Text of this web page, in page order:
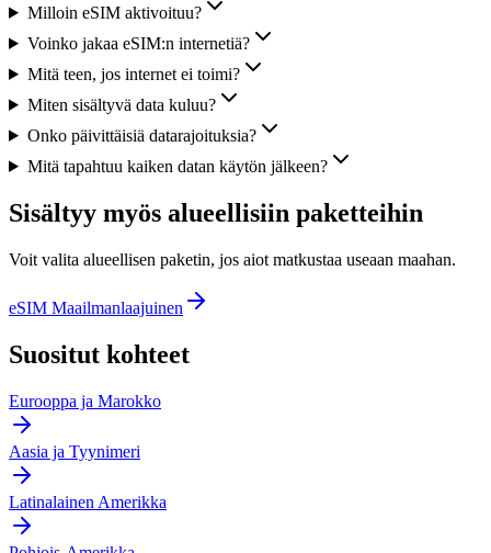
Milloin eSIM aktivoituu?
Voinko jakaa eSIM:n internetiä?
Mitä teen, jos internet ei toimi?
Miten sisältyvä data kuluu?
Onko päivittäisiä datarajoituksia?
Mitä tapahtuu kaiken datan käytön jälkeen?
Sisältyy myös alueellisiin paketteihin
Voit valita alueellisen paketin, jos aiot matkustaa useaan maahan.
eSIM Maailmanlaajuinen
Suositut kohteet
Eurooppa ja Marokko
Aasia ja Tyynimeri
Latinalainen Amerikka